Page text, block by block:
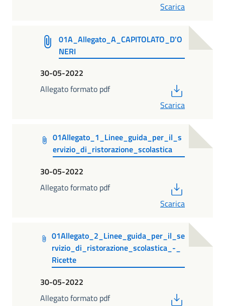
Scarica
01A_Allegato_A_CAPITOLATO_D'O
NERI
30-05-2022
Allegato formato pdf
Scarica
01Allegato_1_Linee_guida_per_il_s
ervizio_di_ristorazione_scolastica
30-05-2022
Allegato formato pdf
Scarica
01Allegato_2_Linee_guida_per_il_se
rvizio_di_ristorazione_scolastica_-_
Ricette
30-05-2022
Allegato formato pdf